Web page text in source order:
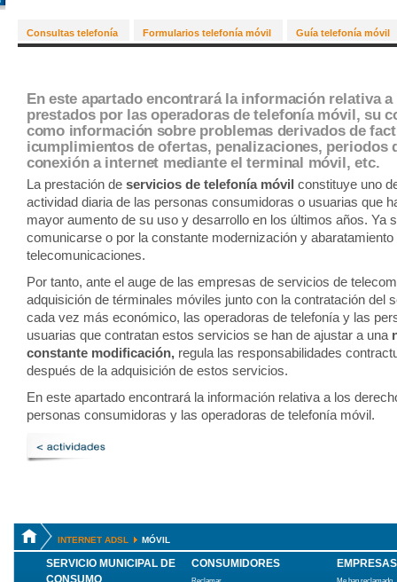
Consultas telefonía Formularios telefonía móvil Guía telefonía móvil
En este apartado encontrará la información relativa
prestados por las operadoras de telefonía móvil, su
como información sobre problemas derivados de
icumplimientos de ofertas, penalizaciones, periodos
conexión a internet mediante el terminal móvil, etc.
La prestación de servicios de telefonía móvil constituye uno
actividad diaria de las personas consumidoras o usuarias que
mayor aumento de su uso y desarrollo en los últimos años. Ya
comunicarse o por la constante modernización y
telecomunicaciones.
Por tanto, ante el auge de las empresas de servicios de
adquisición de términales móviles junto con la contratación del
cada vez más económico, las operadoras de telefonía y las
usuarias que contratan estos servicios se han de ajustar a una
constante modificación,regula las responsabilidades
después de la adquisición de estos servicios.
En este apartado encontrará la información relativa a los
personas consumidoras y las operadoras de telefonía móvil.
INTERNET ADSL MÓVIL
SERVICIO MUNICIPAL DE
CONSUMO
CONSUMIDORES EMPRESAS